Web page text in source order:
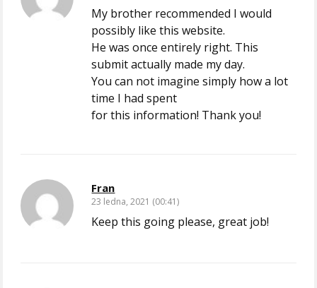
My brother recommended I would
possibly like this website.
He was once entirely right. This
submit actually made my day.
You can not imagine simply how a lot
time I had spent
for this information! Thank you!
Fran
23 ledna, 2021 (00:41)
Keep this going please, great job!